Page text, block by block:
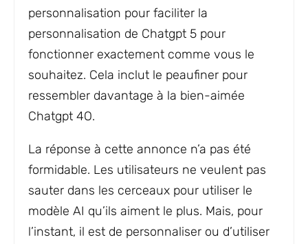
personnalisation pour faciliter la
personnalisation de Chatgpt 5 pour
fonctionner exactement comme vous le
souhaitez. Cela inclut le peaufiner pour
ressembler davantage à la bien-aimée
Chatgpt 4O.
La réponse à cette annonce n’a pas été
formidable. Les utilisateurs ne veulent pas
sauter dans les cerceaux pour utiliser le
modèle AI qu’ils aiment le plus. Mais, pour
l’instant, il est de personnaliser ou d’utiliser